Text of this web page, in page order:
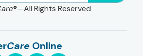
®—All Rights Reserved
Care Online